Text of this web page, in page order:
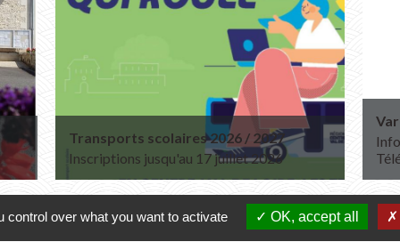
Transports scolaires 2026 / 2027
Inscriptions jusqu'au 17 juillet 2026
over what you want to activate OK, accept all